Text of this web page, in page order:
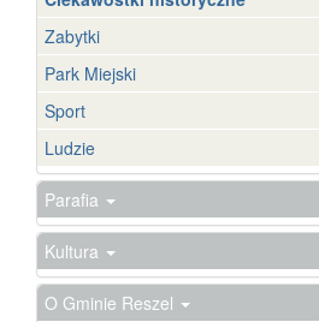
Zabytki
Park Miejski
Sport
Ludzie
Parafia
Kultura
O Gminie Reszel